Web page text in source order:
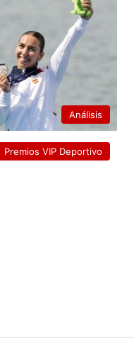
Análisis
Premios VIP Deportivo